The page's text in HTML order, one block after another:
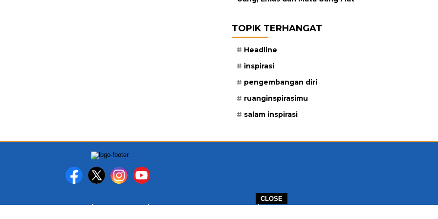
CLOSE
TOPIK TERHANGAT
Headline
inspirasi
pengembangan diri
ruanginspirasimu
salam inspirasi
PEDOMAN MEDIA SIBER DISCLAIMER INFO IKLAN DAN KERJASAMA PELUANG